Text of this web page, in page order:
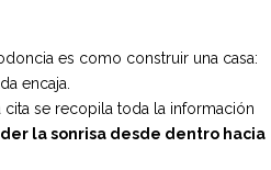
es como construir una casa:
encaja.
cita se recopila toda la información
la sonrisa desde dentro hacia